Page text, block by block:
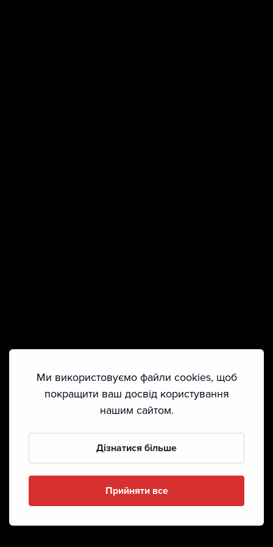
Ми використовуємо файли cookies, щоб
покращити ваш досвід користування
нашим сайтом.
Дізнатися більше
Прийняти все